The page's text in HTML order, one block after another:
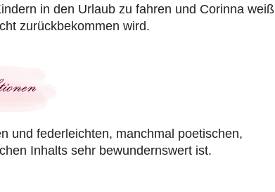
in den Urlaub zu fahren und Corinna weiß
zurückbekommen wird.
und federleichten, manchmal poetischen,
Inhalts sehr bewundernswert ist.